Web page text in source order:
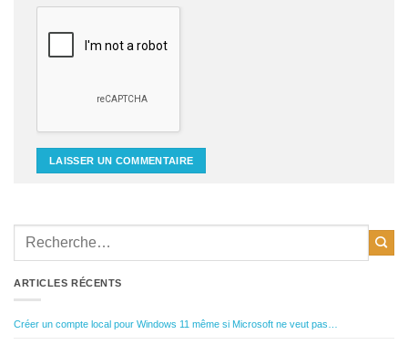
ARTICLES RÉCENTS
Créer un compte local pour Windows 11 même si Microsoft ne veut pas…